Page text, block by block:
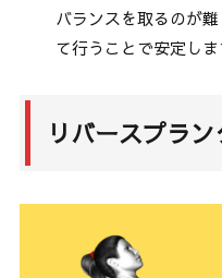
バランスを取るのが
て行うことで安定しま
リバースプラン